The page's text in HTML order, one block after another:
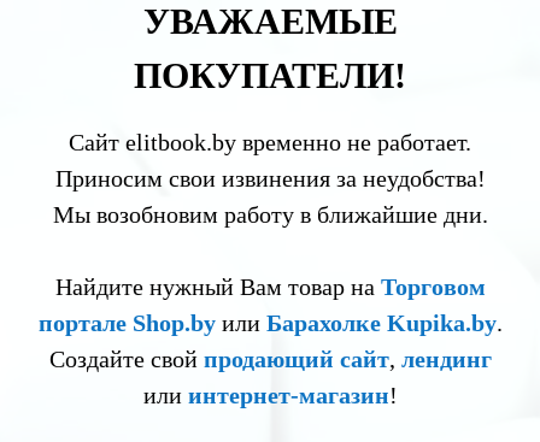
УВАЖАЕМЫЕ
ПОКУПАТЕЛИ!
Сайт elitbook.by временно не работает.
Приносим свои извинения за неудобства!
Мы возобновим работу в ближайшие дни.
Найдите нужный Вам товар на Торговом
портале Shop.byили Барахолке Kupika.by.
Создайте свой продающий сайт, лендинг
или интернет-магазин!